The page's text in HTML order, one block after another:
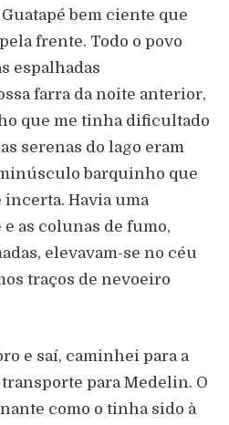
bem ciente que
frente. Todo o povo
espalhadas
farra da noite anterior,
que me tinha dificultado
serenas do lago eram
barquinho que
incerta. Havia uma
as colunas de fumo,
elevavam-se no céu
traços de nevoeiro
e saí, caminhei para a
para Medelin. O
como o tinha sido à